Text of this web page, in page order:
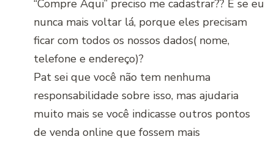
“Compre Aqui” preciso me cadastrar?? E se eu
nunca mais voltar lá, porque eles precisam
ficar com todos os nossos dados( nome,
telefone e endereço)?
Pat sei que você não tem nenhuma
responsabilidade sobre isso, mas ajudaria
muito mais se você indicasse outros pontos
de venda online que fossem mais